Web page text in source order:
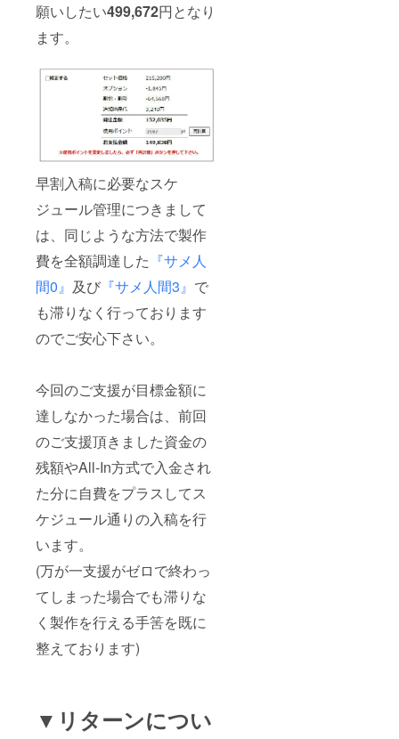
願いしたい499,672円となり
ます。
早割入稿に必要なスケ
ジュール管理につきまして
は、同じような方法で製作
費を全額調達した 『サメ人
間0』 及び 『サメ人間3』 で
も滞りなく行っております
のでご安心下さい。
今回のご支援が目標金額に
達しなかった場合は、前回
のご支援頂きました資金の
残額やAll-In方式で入金され
た分に自費をプラスしてス
ケジュール通りの入稿を行
います。
(万が一支援がゼロで終わっ
てしまった場合でも滞りな
く製作を行える手筈を既に
整えております)
▼リターンについ